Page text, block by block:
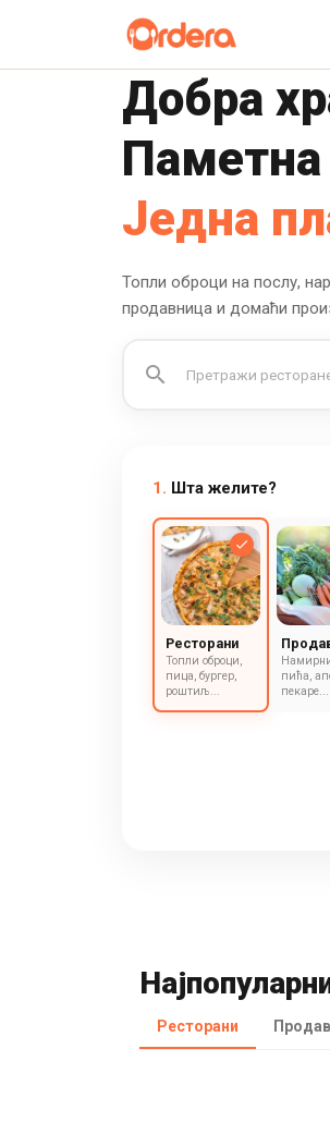
Добра
Паметна
Једна
Топли оброци на послу,
продавница и домаћи
1. Шта желите?
Ресторани
Топли оброци,
пица, бургер,
роштиљ...
пића,
пекаре...
Ресторани